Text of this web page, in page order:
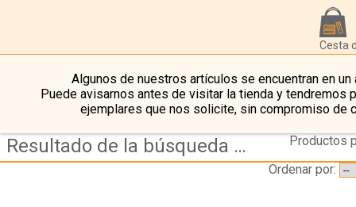
Cesta
Algunos de nuestros artículos se encuentran en un
Puede avisarnos antes de visitar la tienda y tendremos
ejemplares que nos solicite, sin compromiso de
Resultado de la búsqueda de coleccion cinco estrellas
Productos
Ordenar por: